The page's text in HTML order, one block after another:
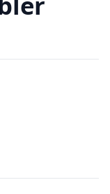
4.508,00.